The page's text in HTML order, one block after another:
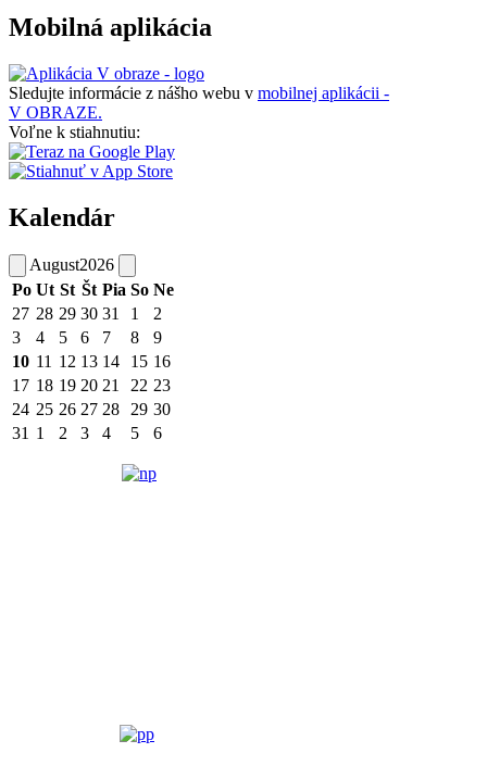
Mobilná aplikácia
Sledujte informácie z nášho webu v mobilnej aplikácii -
V OBRAZE.
Voľne k stiahnutiu:
Kalendár
August2026
Po Ut St Št Pia So Ne
27 28 29 30 31 1
2
3
4 5 6 7 8
9
10 11 12 13 14 15 16
17 18 19 20 21 22 23
24 25 26 27 28 29 30
31 1 2 3 4 5 6